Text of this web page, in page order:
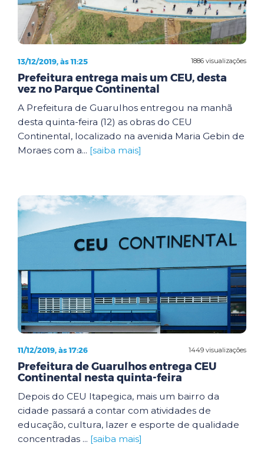
1886 visualizações
13/12/2019, às 11:25
Prefeitura entrega mais um CEU, desta
vez no Parque Continental
A Prefeitura de Guarulhos entregou na manhã
desta quinta-feira (12) as obras do CEU
Continental, localizado na avenida Maria Gebin de
Moraes com a... [saiba mais]
1449 visualizações
11/12/2019, às 17:26
Prefeitura de Guarulhos entrega CEU
Continental nesta quinta-feira
Depois do CEU Itapegica, mais um bairro da
cidade passará a contar com atividades de
educação, cultura, lazer e esporte de qualidade
concentradas ... [saiba mais]